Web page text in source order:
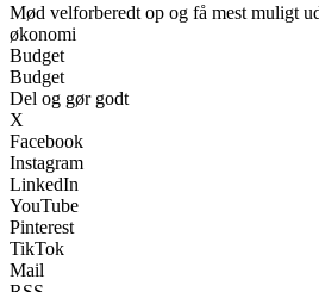
Mød velforberedt op og få mest muligt
økonomi
Budget
Budget
Del og gør godt
X
Facebook
Instagram
LinkedIn
YouTube
Pinterest
TikTok
Mail